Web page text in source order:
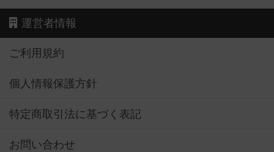
運営者情報
ご利用規約
個人情報保護方針
特定商取引法に基づく表記
お問い合わせ